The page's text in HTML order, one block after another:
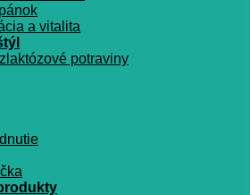
a vitalita
potraviny